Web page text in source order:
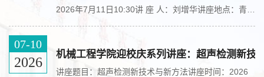
教育部技术发明一等奖（2022年，排名第一）、陕西
2026年7月11日10:30讲 座 人：刘增华讲座地点：青山
宾馆迎宾楼二楼211会议室主讲人简介：刘增华，北京
事无损检测技术与仪器、新型传感器研制、结构健康监
测等方面的研究。现为国际权威期刊《Ultrasonics》和
07-10
2026
机械工程学院迎校庆系列讲座：超声检测新技
讲座题目：超声检测新技术与新方法讲座时间：2026